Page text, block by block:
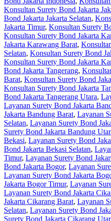
Konsultan Surety Bond Jakarta
Bond Jakarta Jakarta Selatan,
Jakarta Timur, Konsultan Surety
Konsultan Surety Bond Jakarta
Jakarta Karawang Barat,
Selatan, Konsultan Surety Bond
Konsultan Surety Bond Jakarta
Bond Jakarta Tangerang,
Barat, Konsultan Surety Bond
Konsultan Surety Bond Jakarta
Bond Jakarta Tangerang Utara,
Layanan Surety Bond Jakarta
Jakarta Bandung Barat, Layanan
Selatan, Layanan Surety Bond
Surety Bond Jakarta Bandung
Bekasi, Layanan Surety Bond
Bond Jakarta Bekasi Selatan,
Timur, Layanan Surety Bond
Bond Jakarta Bogor, Layanan
Layanan Surety Bond Jakarta
Jakarta Bogor Timur, Layanan
Layanan Surety Bond Jakarta
Jakarta Cikarang Barat, Layanan
Selatan, Layanan Surety Bond
Surety Bond Jakarta Cikarang